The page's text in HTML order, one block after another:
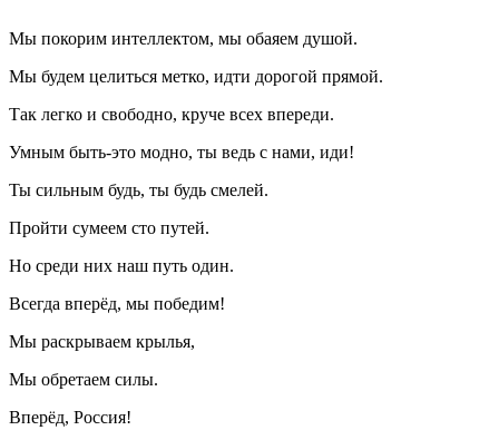
Мы покорим интеллектом, мы обаяем душой.
Мы будем целиться метко, идти дорогой прямой.
Так легко и свободно, круче всех впереди.
Умным быть-это модно, ты ведь с нами, иди!
Ты сильным будь, ты будь смелей.
Пройти сумеем сто путей.
Но среди них наш путь один.
Всегда вперёд, мы победим!
Мы раскрываем крылья,
Мы обретаем силы.
Вперёд, Россия!